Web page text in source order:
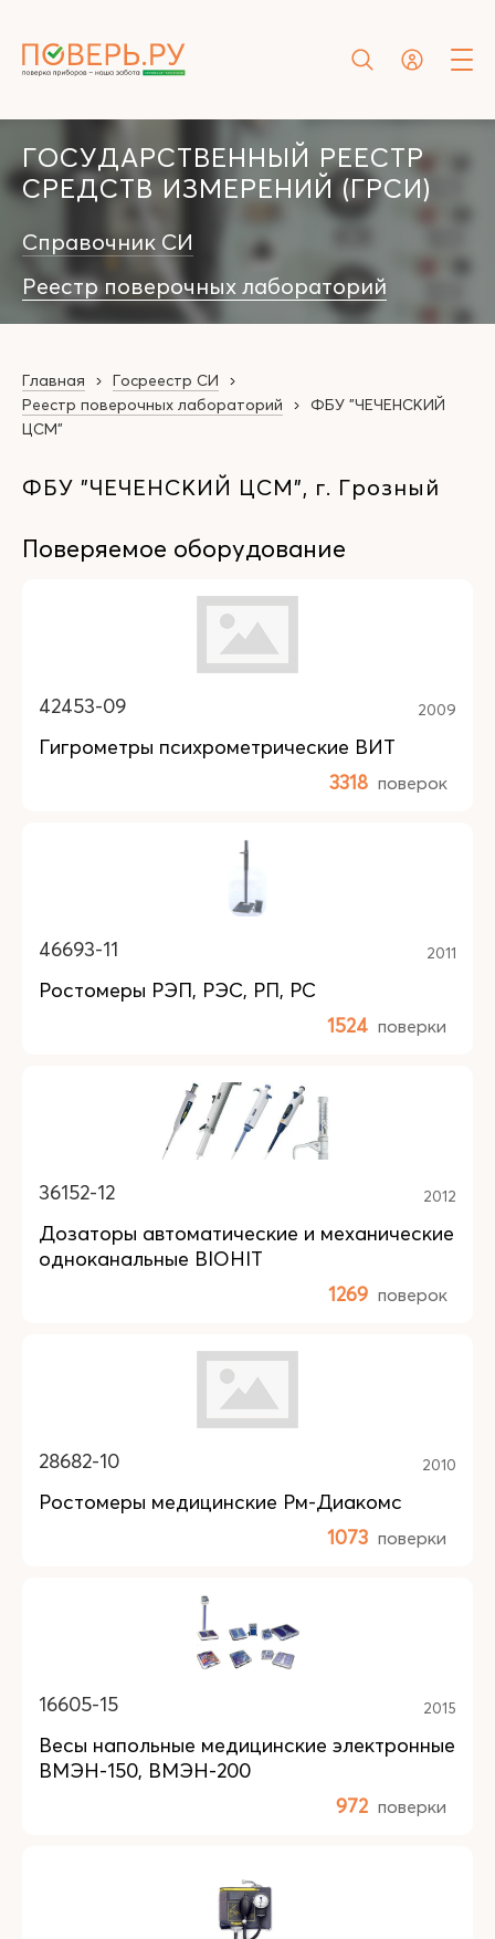
ГОСУДАРСТВЕННЫЙ РЕЕСТР
СРЕДСТВ ИЗМЕРЕНИЙ (ГРСИ)
Справочник СИ
Реестр поверочных лабораторий
Главная
Госреестр СИ
Реестр поверочных лабораторий
ФБУ "ЧЕЧЕНСКИЙ
ЦСМ"
ФБУ "ЧЕЧЕНСКИЙ ЦСМ", г. Грозный
Поверяемое оборудование
42453-09 2009
Гигрометры психрометрические ВИТ
3318 поверок
46693-11 2011
Ростомеры РЭП, РЭС, РП, РС
1524 поверки
36152-12 2012
Дозаторы автоматические и механические
одноканальные BIOHIT
1269 поверок
28682-10 2010
Ростомеры медицинские Рм-Диакомс
1073 поверки
16605-15 2015
Весы напольные медицинские электронные
ВМЭН-150, ВМЭН-200
972 поверки